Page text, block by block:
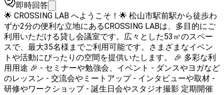
即時回答
🌟 CROSSING LAB へようこそ！🌟 松山市駅前駅から徒歩わ
ずか2分の便利な立地にあるCROSSING LABは、多目的にご
利用いただける貸し会議室です。広々とした53㎡のスペー
スで、最大35名様までご利用可能です。さまざまなイベン
トや活動にぴったりの空間を提供いたします。 🎉 多彩な利
用用途 🎉 - セミナーや勉強会、イベント - ダンスやヨガなど
のレッスン - 交流会やミートアップ - インタビューや取材 -
研修やワークショップ - 誕生日会やスタジオ撮影 定期開催